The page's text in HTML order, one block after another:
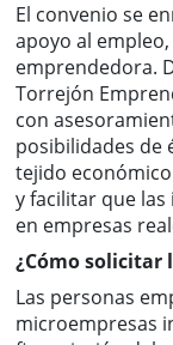
El convenio se
apoyo al
emprendedora.
Torrejón
con
posibilidades de
tejido
y facilitar que
en empresas
¿Cómo solicitar
Las personas
microempresas